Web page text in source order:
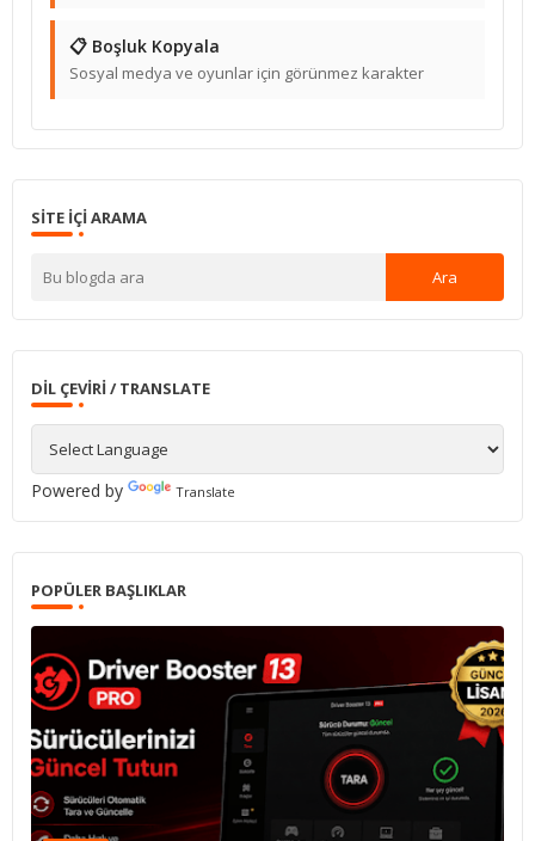
📋 Boşluk Kopyala
Sosyal medya ve oyunlar için görünmez karakter
SITE IÇI ARAMA
DIL ÇEVIRI / TRANSLATE
Powered by Translate
POPÜLER BAŞLIKLAR